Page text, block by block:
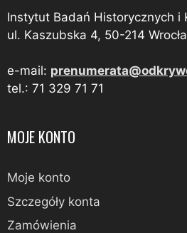
Instytut Badań Historycznych i
ul. Kaszubska 4, 50-214
e-mail:
tel.: 71 329 71 71
MOJE KONTO
Moje konto
Szczegóły konta
Zamówienia